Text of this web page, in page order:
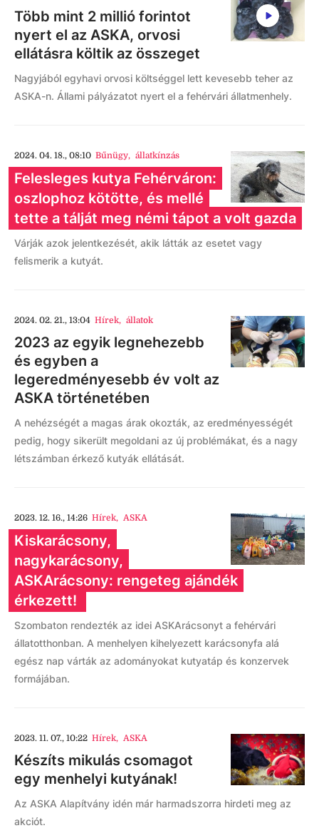
Több mint 2 millió forintot
nyert el az ASKA, orvosi
ellátásra költik az összeget
Nagyjából egyhavi orvosi költséggel lett kevesebb teher az
ASKA-n. Állami pályázatot nyert el a fehérvári állatmenhely.
2024. 04. 18., 08:10 Bűnügy, állatkínzás
Felesleges kutya Fehérváron:
oszlophoz kötötte, és mellé
tette a tálját meg némi tápot a volt gazda
Várják azok jelentkezését, akik látták az esetet vagy
felismerik a kutyát.
2024. 02. 21., 13:04 Hírek, állatok
2023 az egyik legnehezebb
és egyben a
legeredményesebb év volt az
ASKA történetében
A nehézségét a magas árak okozták, az eredményességét
pedig, hogy sikerült megoldani az új problémákat, és a nagy
létszámban érkező kutyák ellátását.
2023. 12. 16., 14:26 Hírek, ASKA
Kiskarácsony,
nagykarácsony,
ASKArácsony: rengeteg ajándék
érkezett!
Szombaton rendezték az idei ASKArácsonyt a fehérvári
állatotthonban. A menhelyen kihelyezett karácsonyfa alá
egész nap várták az adományokat kutyatáp és konzervek
formájában.
2023. 11. 07., 10:22 Hírek, ASKA
Készíts mikulás csomagot
egy menhelyi kutyának!
Az ASKA Alapítvány idén már harmadszorra hirdeti meg az
akciót.